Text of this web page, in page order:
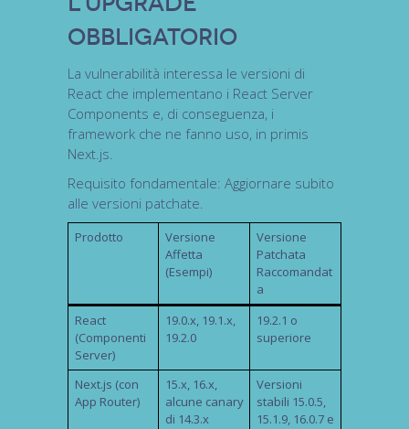
Obbligatorio
La vulnerabilità interessa le versioni di
React che implementano i React Server
Components e, di conseguenza, i
framework che ne fanno uso, in primis
Next.js.
Requisito fondamentale: Aggiornare subito
alle versioni patchate.
Prodotto
Versione
Affetta
(Esempi)
Versione
Patchata
Raccomandat
a
React
(Componenti
Server)
19.0.x, 19.1.x,
19.2.0
19.2.1 o
superiore
Next.js (con
App Router)
15.x, 16.x,
alcune canary
di 14.3.x
Versioni
stabili 15.0.5,
15.1.9, 16.0.7 e